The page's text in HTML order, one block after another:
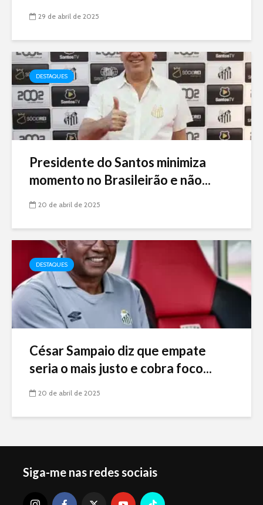
29 de abril de 2025
DESTAQUES
Presidente do Santos minimiza
momento no Brasileirão e não...
20 de abril de 2025
DESTAQUES
César Sampaio diz que empate
seria o mais justo e cobra foco...
20 de abril de 2025
Siga-me nas redes sociais